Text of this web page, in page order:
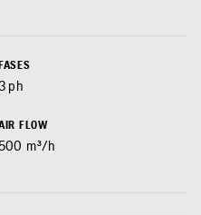
3 ph
FLOW
500 m³/h